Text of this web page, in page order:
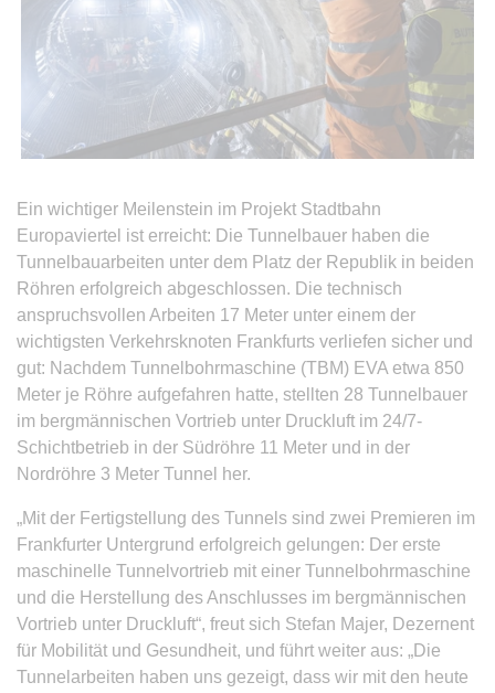
Ein wichtiger Meilenstein im Projekt Stadtbahn
Europaviertel ist erreicht: Die Tunnelbauer haben die
Tunnelbauarbeiten unter dem Platz der Republik in beiden
Röhren erfolgreich abgeschlossen. Die technisch
anspruchsvollen Arbeiten 17 Meter unter einem der
wichtigsten Verkehrsknoten Frankfurts verliefen sicher und
gut: Nachdem Tunnelbohrmaschine (TBM) EVA etwa 850
Meter je Röhre aufgefahren hatte, stellten 28 Tunnelbauer
im bergmännischen Vortrieb unter Druckluft im 24/7-
Schichtbetrieb in der Südröhre 11 Meter und in der
Nordröhre 3 Meter Tunnel her.
„Mit der Fertigstellung des Tunnels sind zwei Premieren im
Frankfurter Untergrund erfolgreich gelungen: Der erste
maschinelle Tunnelvortrieb mit einer Tunnelbohrmaschine
und die Herstellung des Anschlusses im bergmännischen
Vortrieb unter Druckluft“, freut sich Stefan Majer, Dezernent
für Mobilität und Gesundheit, und führt weiter aus: „Die
Tunnelarbeiten haben uns gezeigt, dass wir mit den heute